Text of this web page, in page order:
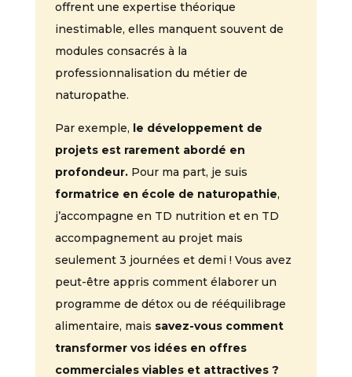
offrent une expertise théorique
inestimable, elles manquent souvent de
modules consacrés à la
professionnalisation du métier de
naturopathe.
Par exemple, le développement de
projets est rarement abordé en
profondeur.Pour ma part, je suis
formatrice en école de naturopathie,
j’accompagne en TD nutrition et en TD
accompagnement au projet mais
seulement 3 journées et demi ! Vous avez
peut-être appris comment élaborer un
programme de détox ou de rééquilibrage
alimentaire, mais savez-vous comment
transformer vos idées en offres
commerciales viables et attractives ?